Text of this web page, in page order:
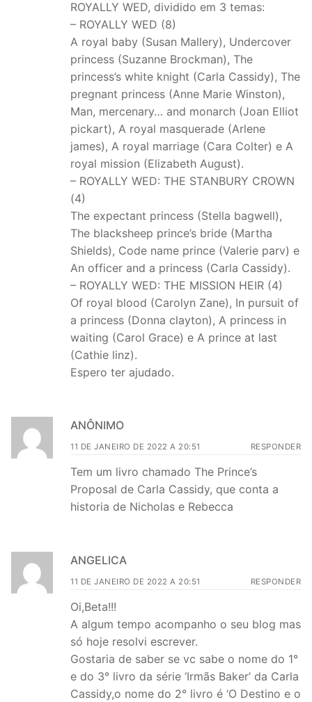
ROYALLY WED, dividido em 3 temas:
– ROYALLY WED (8)
A royal baby (Susan Mallery), Undercover
princess (Suzanne Brockman), The
princess’s white knight (Carla Cassidy), The
pregnant princess (Anne Marie Winston),
Man, mercenary… and monarch (Joan Elliot
pickart), A royal masquerade (Arlene
james), A royal marriage (Cara Colter) e A
royal mission (Elizabeth August).
– ROYALLY WED: THE STANBURY CROWN
(4)
The expectant princess (Stella bagwell),
The blacksheep prince’s bride (Martha
Shields), Code name prince (Valerie parv) e
An officer and a princess (Carla Cassidy).
– ROYALLY WED: THE MISSION HEIR (4)
Of royal blood (Carolyn Zane), In pursuit of
a princess (Donna clayton), A princess in
waiting (Carol Grace) e A prince at last
(Cathie linz).
Espero ter ajudado.
ANÔNIMO
11 DE JANEIRO DE 2022 A 20:51 RESPONDER
Tem um livro chamado The Prince’s
Proposal de Carla Cassidy, que conta a
historia de Nicholas e Rebecca
ANGELICA
11 DE JANEIRO DE 2022 A 20:51 RESPONDER
Oi,Beta!!!
A algum tempo acompanho o seu blog mas
só hoje resolvi escrever.
Gostaria de saber se vc sabe o nome do 1°
e do 3° livro da série ‘Irmãs Baker’ da Carla
Cassidy,o nome do 2° livro é ‘O Destino e o